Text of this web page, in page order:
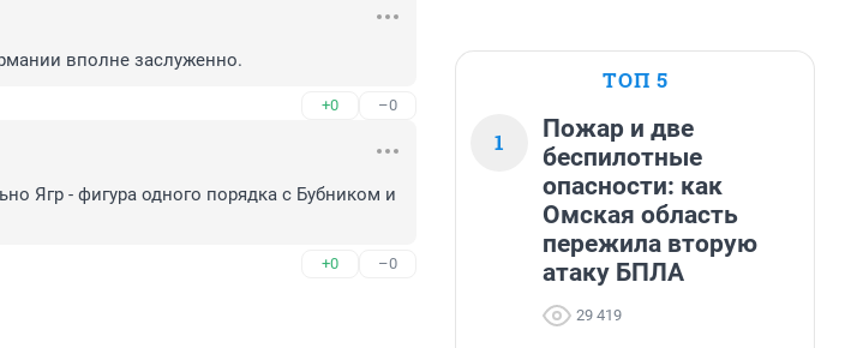
вполне заслуженно.
+0 –0
Ягр - фигура одного порядка с Бубником и
+0 –0
ТОП 5
1
Пожар и две
беспилотные
опасности: как
Омская область
пережила вторую
атаку БПЛА
29 419